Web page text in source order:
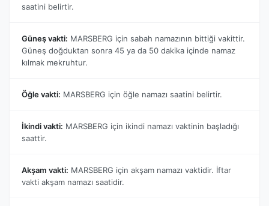
saatini belirtir.
Güneş vakti: MARSBERG için sabah namazının bittiği vakittir.
Güneş doğduktan sonra 45 ya da 50 dakika içinde namaz
kılmak mekruhtur.
Öğle vakti: MARSBERG için öğle namazı saatini belirtir.
İkindi vakti: MARSBERG için ikindi namazı vaktinin başladığı
saattir.
Akşam vakti: MARSBERG için akşam namazı vaktidir. İftar
vakti akşam namazı saatidir.